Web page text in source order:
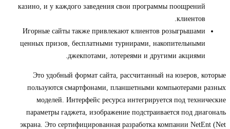
казино, и у каждого заведения свои программы поощрений
клиентов.
Игорные сайты также привлекают клиентов розыгрышами
ценных призов, бесплатными турнирами, накопительными
джекпотами, лотереями и другими акциями.
Это удобный формат сайта, рассчитанный на юзеров, которые
пользуются смартфонами, планшетными компьютерами разных
моделей. Интерфейс ресурса интегрируется под технические
параметры гаджета, изображение подстраивается под диагональ
экрана. Это сертифицированная разработка компании NetEnt (Net